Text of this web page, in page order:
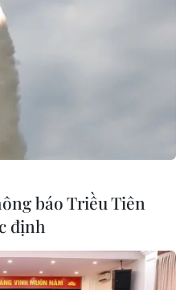
của Việt Nam vào thị
nhập khẩu
báo Triều Tiên
định